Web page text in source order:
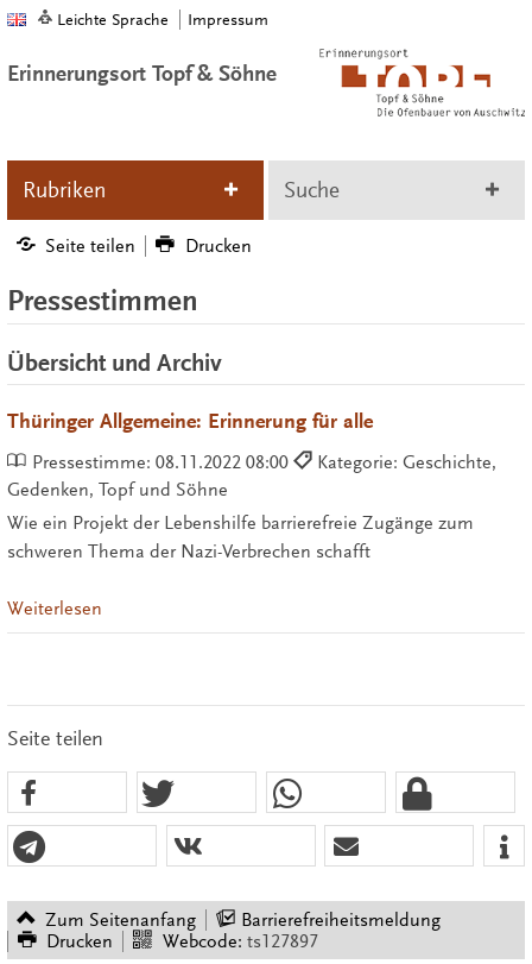
Leichte Sprache Impressum
Erinnerungsort Topf & Söhne
Rubriken Suche
Seite teilen Drucken
Pressestimmen
Übersicht und Archiv
Thüringer Allgemeine: Erinnerung für alle
Pressestimme: 08.11.2022 08:00
Kategorie: Geschichte,
Gedenken, Topf und Söhne
Wie ein Projekt der Lebenshilfe barrierefreie Zugänge zum
schweren Thema der Nazi-Verbrechen schafft
Weiterlesen
Seite teilen
Zum Seitenanfang
Barrierefreiheitsmeldung
Drucken
Webcode: ts127897